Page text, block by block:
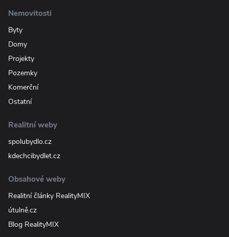
Nemovitosti
Byty
Domy
Projekty
Pozemky
Komerční
Ostatní
Realitní weby
spolubydlo.cz
kdechcibydlet.cz
Obsahové weby
Realitní články RealityMIX
útulně.cz
Blog RealityMIX